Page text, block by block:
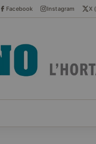
Facebook Instagram X